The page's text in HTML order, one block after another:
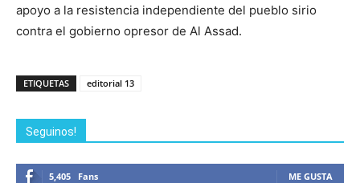
apoyo a la resistencia independiente del pueblo sirio
contra el gobierno opresor de Al Assad.
ETIQUETAS editorial 13
Seguinos!
5,405 Fans ME GUSTA